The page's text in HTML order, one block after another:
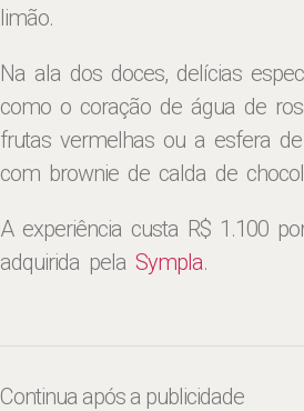
limão.
Na ala dos doces, delícias
como o coração de água de
frutas vermelhas ou a esfera
com brownie de calda de
A experiência custa R$ 1.100
adquirida pela Sympla.
Continua após a publicidade